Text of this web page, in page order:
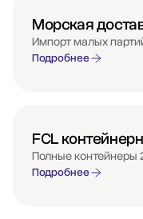
Морская
Импорт малых
Подробнее
FCL
Полные
Подробнее